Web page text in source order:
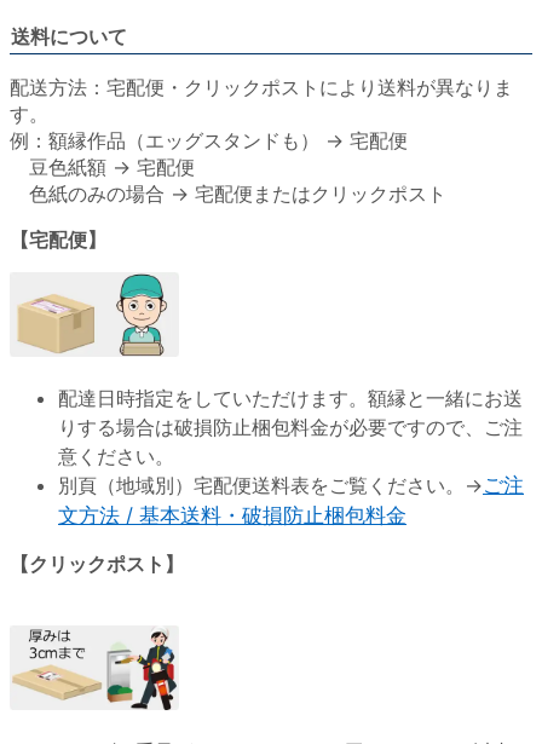
送料について
配送方法：宅配便・クリックポストにより送料が異なりま
す。
例：額縁作品（エッグスタンドも） → 宅配便
豆色紙額 → 宅配便
色紙のみの場合 → 宅配便またはクリックポスト
【宅配便】
配達日時指定をしていただけます。額縁と一緒にお送
りする場合は破損防止梱包料金が必要ですので、ご注
意ください。
別頁（地域別）宅配便送料表をご覧ください。→ご注
文方法 / 基本送料・破損防止梱包料金
【クリックポスト】